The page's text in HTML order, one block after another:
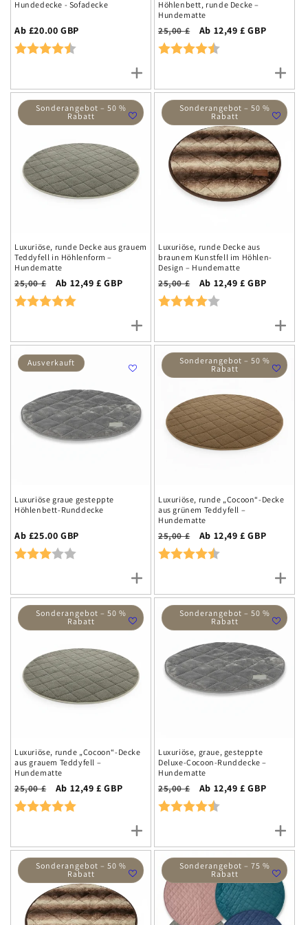
Hundedecke - Sofadecke
Regulärer
Preis
Ab £20.00 GBP
Rating:
Höhlenbett, runde Decke –
Hundematte
Normalpreis
25,00 £ Aktionspreis
Ab 12,49 £ GBP
Rating:
Sonderangebot – 50 %
Rabatt
Luxuriöse, runde Decke aus grauem
Teddyfell in Höhlenform –
Hundematte
Normalpreis
25,00 £ Aktionspreis
Ab 12,49 £ GBP
Rating:
Sonderangebot – 50 %
Rabatt
Luxuriöse, runde Decke aus
braunem Kunstfell im Höhlen-
Design – Hundematte
Normalpreis
25,00 £ Aktionspreis
Ab 12,49 £ GBP
Rating:
Ausverkauft
Luxuriöse graue gesteppte
Höhlenbett-Runddecke
Regulärer
Preis
Ab £25.00 GBP
Rating:
Sonderangebot – 50 %
Rabatt
Luxuriöse, runde „Cocoon“-Decke
aus grünem Teddyfell –
Hundematte
Normalpreis
25,00 £ Aktionspreis
Ab 12,49 £ GBP
Rating:
Sonderangebot – 50 %
Rabatt
Luxuriöse, runde „Cocoon“-Decke
aus grauem Teddyfell –
Hundematte
Normalpreis
25,00 £ Aktionspreis
Ab 12,49 £ GBP
Rating:
Sonderangebot – 50 %
Rabatt
Luxuriöse, graue, gesteppte
Deluxe-Cocoon-Runddecke –
Hundematte
Normalpreis
25,00 £ Aktionspreis
Ab 12,49 £ GBP
Rating:
Sonderangebot – 50 %
Rabatt
Sonderangebot – 75 %
Rabatt